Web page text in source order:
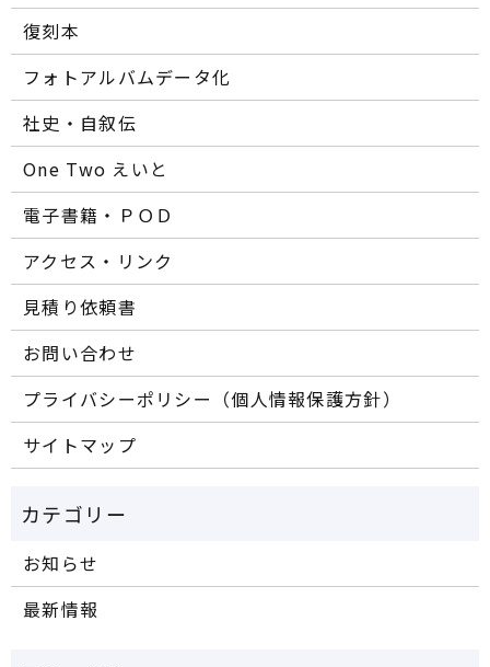
復刻本
フォトアルバムデータ化
社史・自叙伝
One Two えいと
電子書籍・ＰＯＤ
アクセス・リンク
見積り依頼書
お問い合わせ
プライバシーポリシー（個人情報保護方針）
サイトマップ
お知らせ
最新情報